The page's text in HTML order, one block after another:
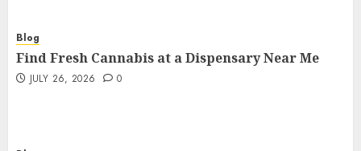
Blog
Find Fresh Cannabis at a Dispensary Near Me
JULY 26, 2026 0